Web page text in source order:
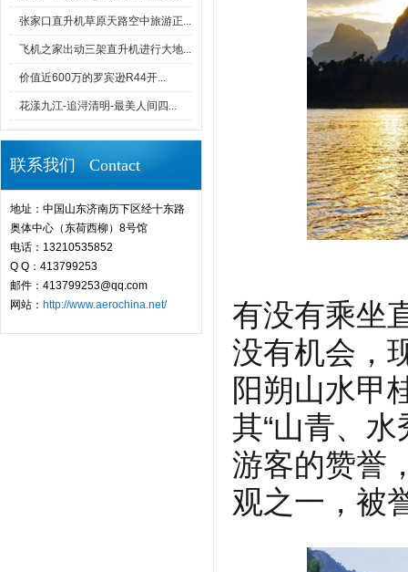
张家口直升机草原天路空中旅游正...
飞机之家出动三架直升机进行大地...
价值近600万的罗宾逊R44开...
花漾九江-追浔清明-最美人间四...
联系我们 Contact
地址：中国山东济南历下区经十东路
奥体中心（东荷西柳）8号馆
电话：13210535852
Q Q：413799253
邮件：413799253@qq.com
网站： http://www.aerochina.net/
有没有乘坐
没有机会，
阳朔山水甲
其“山青、
游客的赞誉
观之一，被